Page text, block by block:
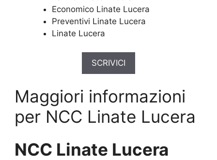
Economico Linate Lucera
Preventivi Linate Lucera
Linate Lucera
SCRIVICI
Maggiori informazioni
per NCC Linate Lucera
NCC Linate Lucera